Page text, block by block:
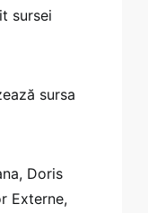
sursei
sursa
Doris
Externe,